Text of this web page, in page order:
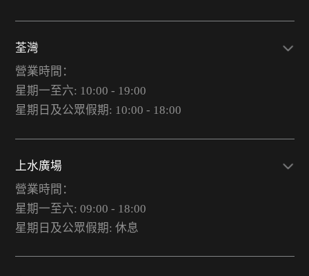
荃灣
營業時間：
星期一至六: 10:00 - 19:00
星期日及公眾假期: 10:00 - 18:00
上水廣場
營業時間：
星期一至六: 09:00 - 18:00
星期日及公眾假期: 休息